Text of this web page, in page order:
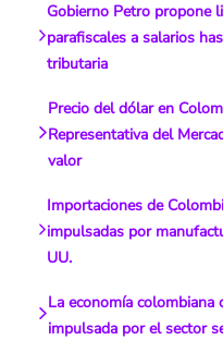
Gobierno Petro propone
parafiscales a salarios
tributaria
Precio del dólar en
Representativa del
valor
Importaciones de
impulsadas por
UU.
La economía colombiana
impulsada por el sector